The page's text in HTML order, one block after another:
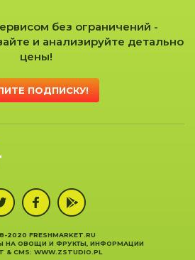
без ограничений -
и анализируйте детально
цены!
ПОДПИСКУ!
2020 FRESHMARKET.RU
НА ОВОЩИ И ФРУКТЫ, ИНФОРМАЦИИ
& CMS: WWW.ZSTUDIO.PL